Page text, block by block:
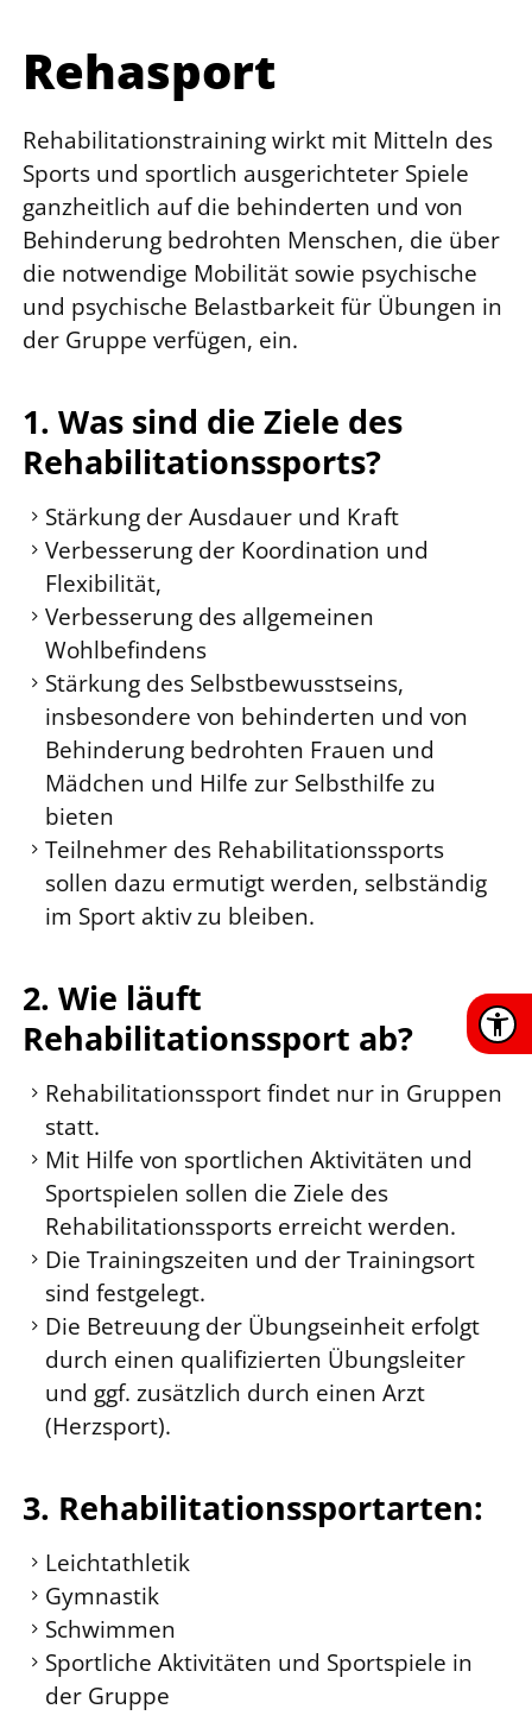
Rehasport
Rehabilitationstraining wirkt mit Mitteln des
Sports und sportlich ausgerichteter Spiele
ganzheitlich auf die behinderten und von
Behinderung bedrohten Menschen, die über
die notwendige Mobilität sowie psychische
und psychische Belastbarkeit für Übungen in
der Gruppe verfügen, ein.
1. Was sind die Ziele des
Rehabilitationssports?
Stärkung der Ausdauer und Kraft
Verbesserung der Koordination und
Flexibilität,
Verbesserung des allgemeinen
Wohlbefindens
Stärkung des Selbstbewusstseins,
insbesondere von behinderten und von
Behinderung bedrohten Frauen und
Mädchen und Hilfe zur Selbsthilfe zu
bieten
Teilnehmer des Rehabilitationssports
sollen dazu ermutigt werden, selbständig
im Sport aktiv zu bleiben.
2. Wie läuft
Rehabilitationssport ab?
Rehabilitationssport findet nur in Gruppen
statt.
Mit Hilfe von sportlichen Aktivitäten und
Sportspielen sollen die Ziele des
Rehabilitationssports erreicht werden.
Die Trainingszeiten und der Trainingsort
sind festgelegt.
Die Betreuung der Übungseinheit erfolgt
durch einen qualifizierten Übungsleiter
und ggf. zusätzlich durch einen Arzt
(Herzsport).
3. Rehabilitationssportarten:
Leichtathletik
Gymnastik
Schwimmen
Sportliche Aktivitäten und Sportspiele in
der Gruppe